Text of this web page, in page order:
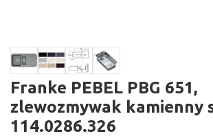
Franke PEBEL PBG 651,
zlewozmywak kamienny
114.0286.326